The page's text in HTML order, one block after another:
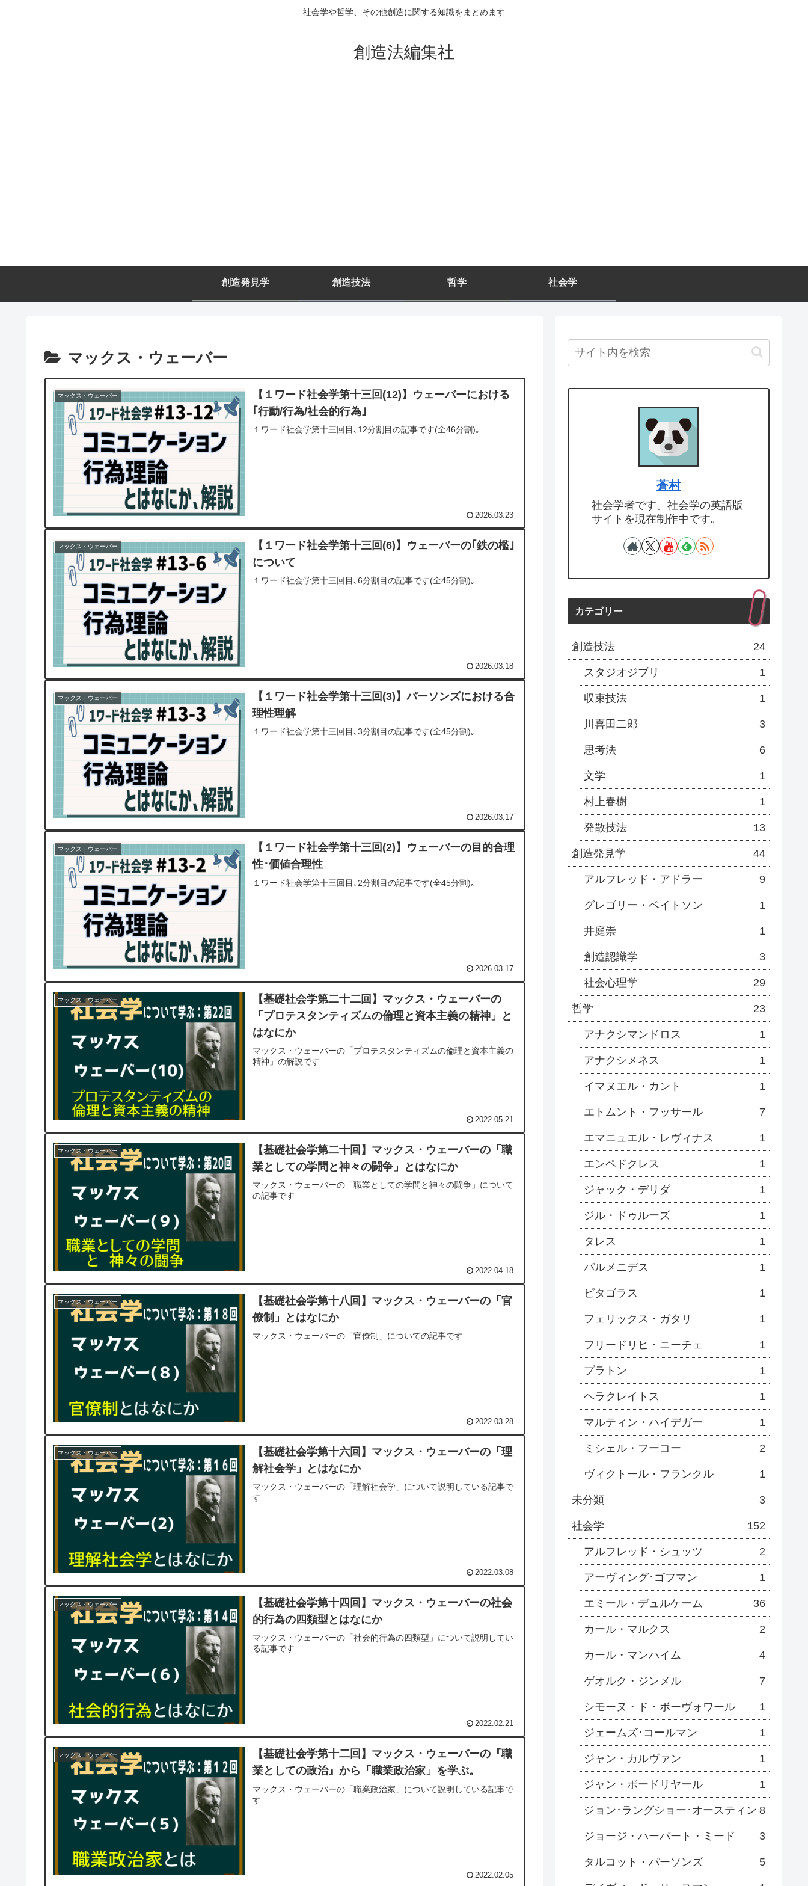
社会学や哲学、その他創造に関する知識をまとめます
創造法編集社
創造発見学 創造技法 哲学 社会学
マックス・ウェーバー
マックス・ウェーバー
【１ワード社会学第十三回(12)】ウェーバーにおける
｢行動/行為/社会的行為｣
１ワード社会学第十三回目､12分割目の記事です(全46分割)｡
2026.03.23
マックス・ウェーバー
【１ワード社会学第十三回(6)】ウェーバーの｢鉄の檻｣
について
１ワード社会学第十三回目､6分割目の記事です(全45分割)｡
2026.03.18
マックス・ウェーバー
【１ワード社会学第十三回(3)】パーソンズにおける合
理性理解
１ワード社会学第十三回目､3分割目の記事です(全45分割)｡
2026.03.17
マックス・ウェーバー
【１ワード社会学第十三回(2)】ウェーバーの目的合理
性･価値合理性
１ワード社会学第十三回目､2分割目の記事です(全45分割)｡
2026.03.17
マックス・ウェーバー
【基礎社会学第二十二回】マックス・ウェーバーの
「プロテスタンティズムの倫理と資本主義の精神」と
はなにか
マックス・ウェーバーの「プロテスタンティズムの倫理と資本主義の
精神」の解説です
2022.05.21
マックス・ウェーバー
【基礎社会学第二十回】マックス・ウェーバーの「職
業としての学問と神々の闘争」とはなにか
マックス・ウェーバーの「職業としての学問と神々の闘争」について
の記事です
2022.04.18
マックス・ウェーバー
【基礎社会学第十八回】マックス・ウェーバーの「官
僚制」とはなにか
マックス・ウェーバーの「官僚制」についての記事です
2022.03.28
マックス・ウェーバー
【基礎社会学第十六回】マックス・ウェーバーの「理
解社会学」とはなにか
マックス・ウェーバーの「理解社会学」について説明している記事で
す
2022.03.08
マックス・ウェーバー
【基礎社会学第十四回】マックス・ウェーバーの社会
的行為の四類型とはなにか
マックス・ウェーバーの「社会的行為の四類型」について説明してい
る記事です
2022.02.21
マックス・ウェーバー
【基礎社会学第十二回】マックス・ウェーバーの『職
業としての政治』から「職業政治家」を学ぶ。
マックス・ウェーバーの「職業政治家」について説明している記事で
す
2022.02.05
蒼村
社会学者です。社会学の英語版
サイトを現在制作中です｡
カテゴリー
創造技法 24
スタジオジブリ 1
収束技法 1
川喜田二郎 3
思考法 6
文学 1
村上春樹 1
発散技法 13
創造発見学 44
アルフレッド・アドラー 9
グレゴリー・ベイトソン 1
井庭崇 1
創造認識学 3
社会心理学 29
哲学 23
アナクシマンドロス 1
アナクシメネス 1
イマヌエル・カント 1
エトムント・フッサール 7
エマニュエル・レヴィナス 1
エンペドクレス 1
ジャック・デリダ 1
ジル・ドゥルーズ 1
タレス 1
パルメニデス 1
ピタゴラス 1
フェリックス・ガタリ 1
フリードリヒ・ニーチェ 1
プラトン 1
ヘラクレイトス 1
マルティン・ハイデガー 1
ミシェル・フーコー 2
ヴィクトール・フランクル 1
未分類 3
社会学 152
アルフレッド・シュッツ 2
アーヴィング･ゴフマン 1
エミール・デュルケーム 36
カール・マルクス 2
カール・マンハイム 4
ゲオルク・ジンメル 7
シモーヌ・ド・ボーヴォワール 1
ジェームズ･コールマン 1
ジャン・カルヴァン 1
ジャン・ボードリヤール 1
ジョン･ラングショー･オースティン 8
ジョージ・ハーバート・ミード 3
タルコット・パーソンズ 5